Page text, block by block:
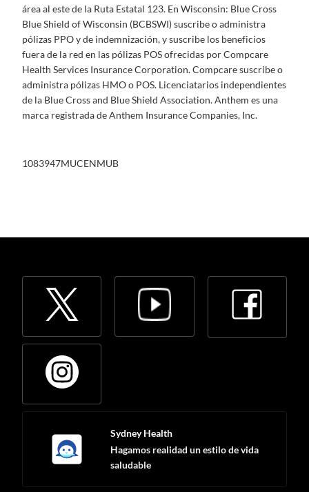
área al este de la Ruta Estatal 123. En Wisconsin: Blue Cross
Blue Shield of Wisconsin (BCBSWI) suscribe o administra
pólizas PPO y de indemnización, y suscribe los beneficios
fuera de la red en las pólizas POS ofrecidas por Compcare
Health Services Insurance Corporation. Compcare suscribe o
administra pólizas HMO o POS. Licenciatarios independientes
de la Blue Cross and Blue Shield Association. Anthem es una
marca registrada de Anthem Insurance Companies, Inc.
1083947MUCENMUB
Sydney Health
Hagamos realidad un estilo de vida
saludable